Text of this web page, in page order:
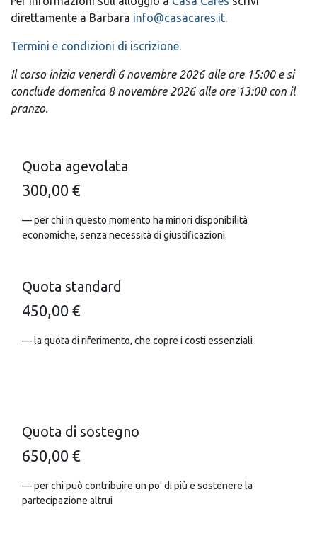
direttamente a Barbara info@casacares.it.
Termini e condizioni di iscrizione.
Il corso inizia venerdì 6 novembre 2026 alle ore 15:00 e si
conclude domenica 8 novembre 2026 alle ore 13:00 con il
pranzo.
Quota agevolata
300,00 €
— per chi in questo momento ha minori disponibilità
economiche, senza necessità di giustificazioni.
Quota standard
450,00 €
— la quota di riferimento, che copre i costi essenziali
Quota di sostegno
650,00 €
— per chi può contribuire un po' di più e sostenere la
partecipazione altrui